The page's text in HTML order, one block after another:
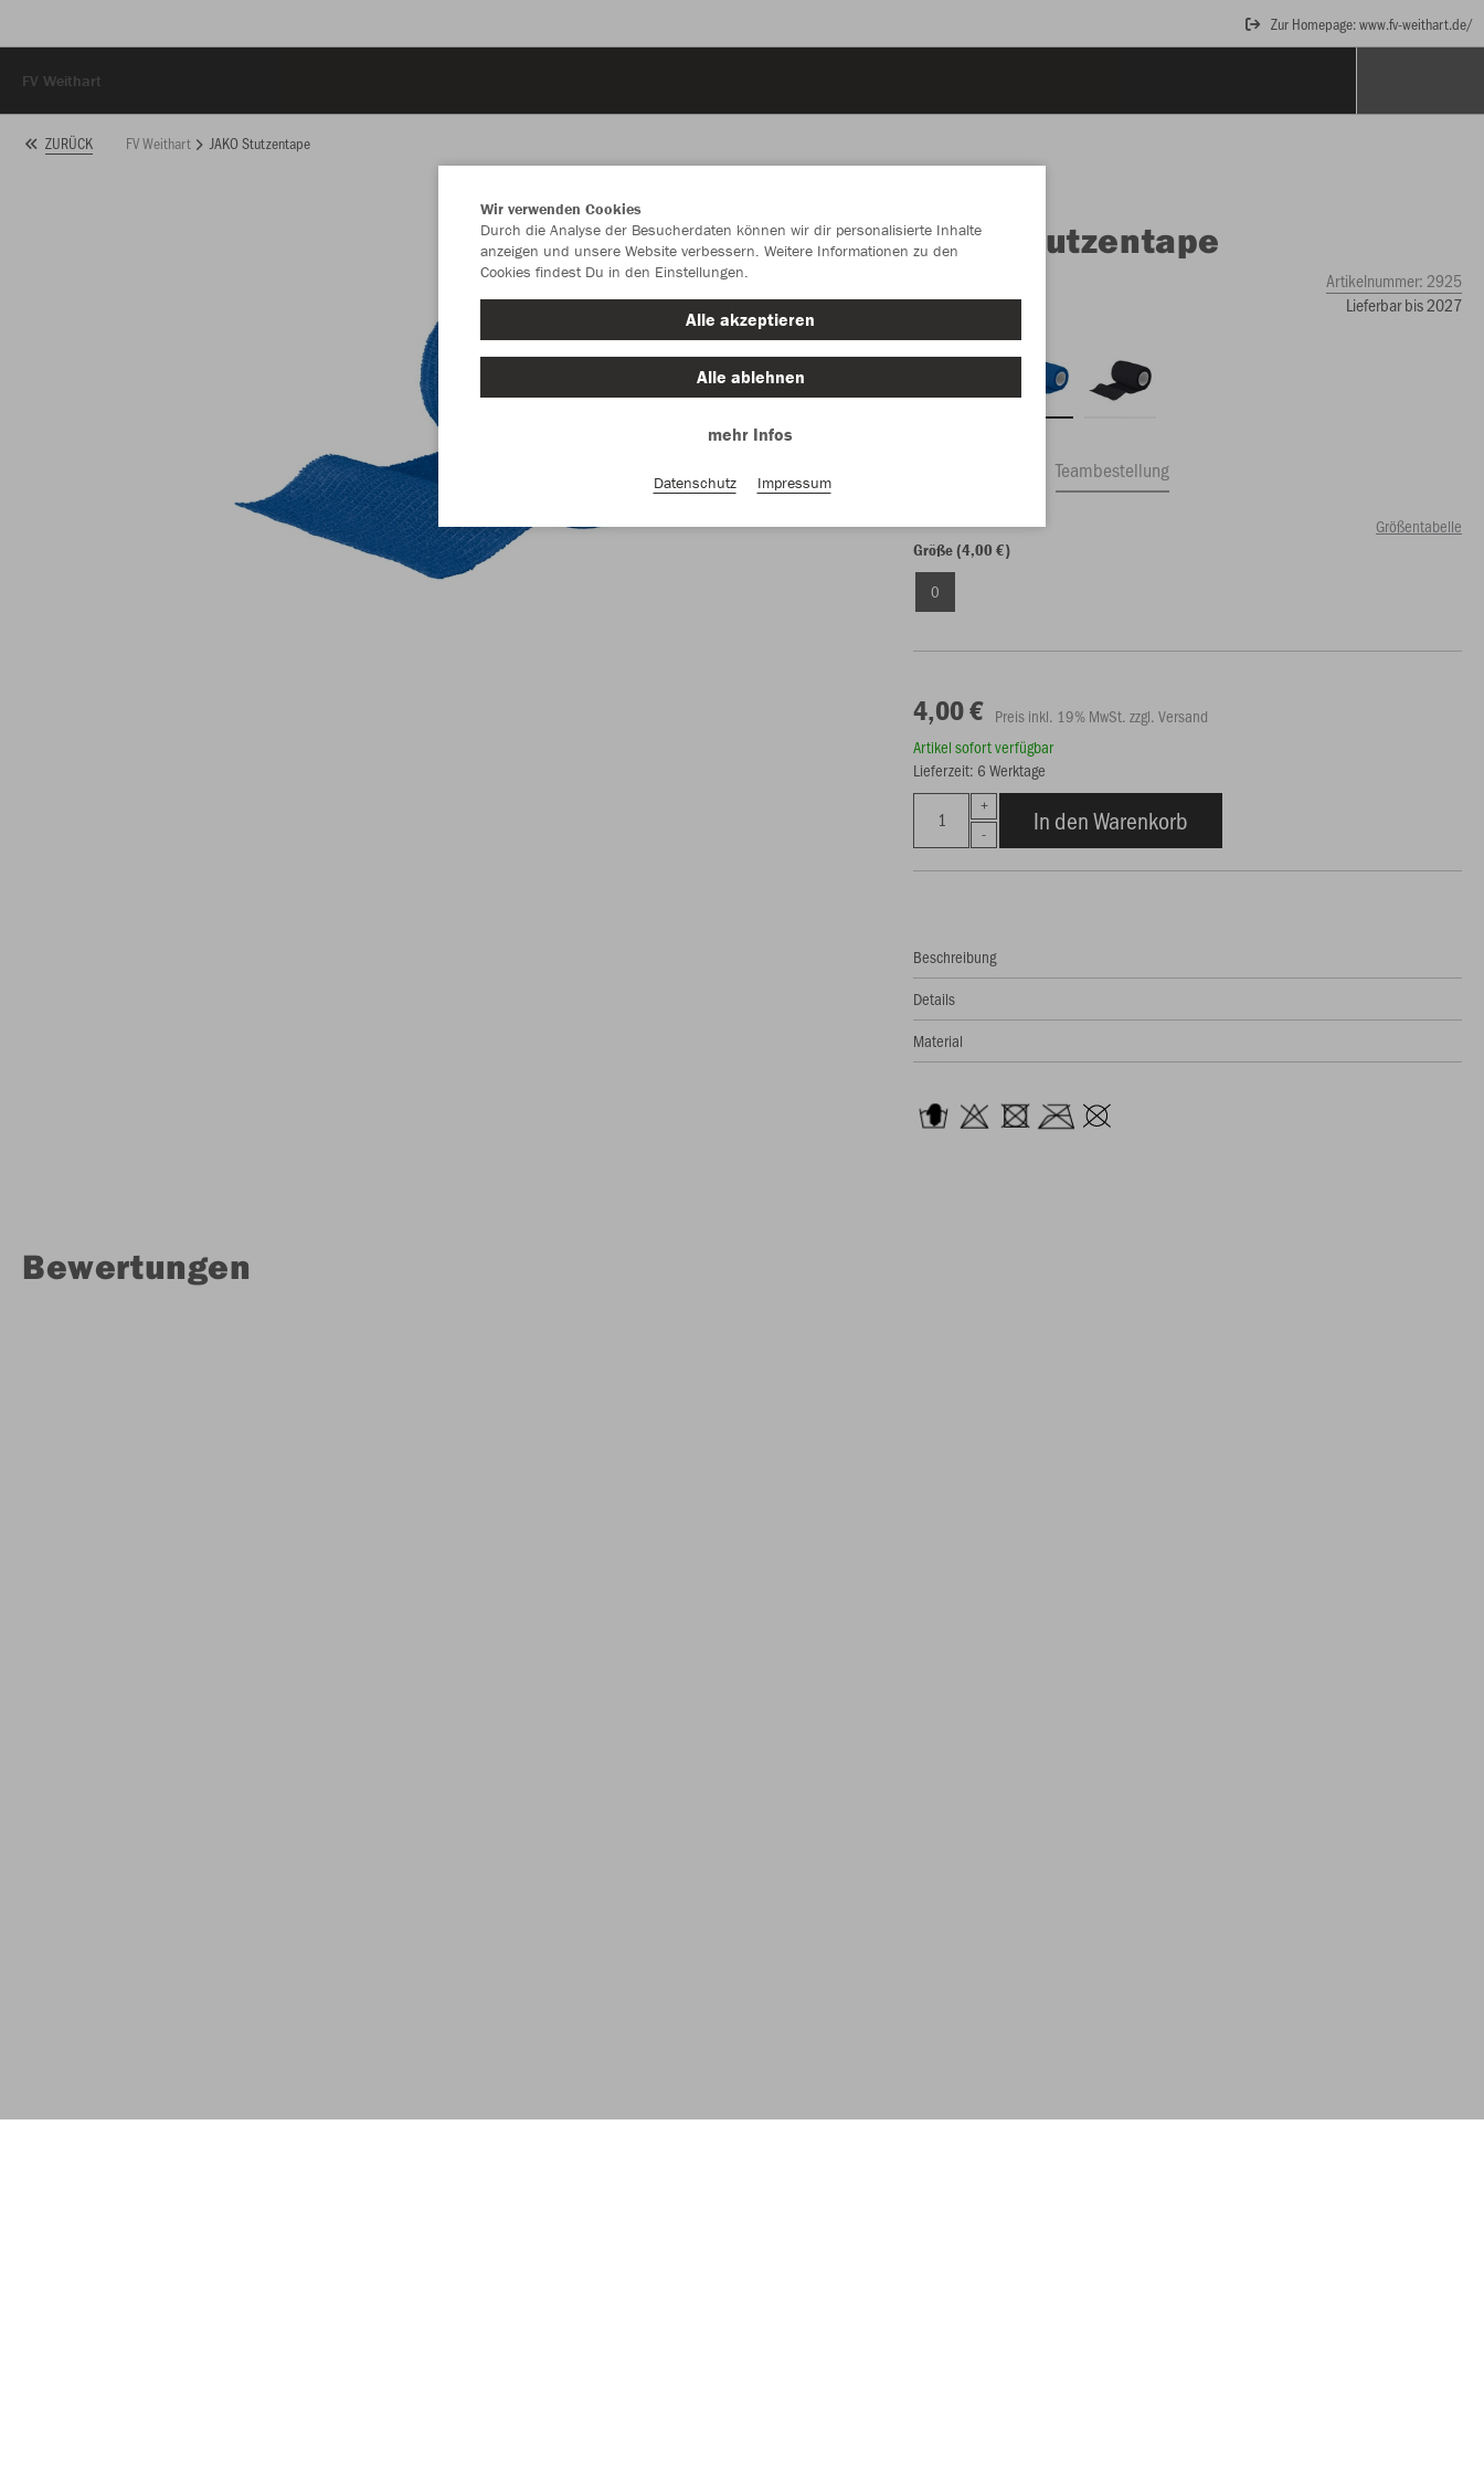
Zur Homepage: www.fv-weithart.de/
FV Weithart
ZURÜCK FV Weithart JAKO Stutzentape
JAKO Stutzentape
Artikelnummer: 2925
Lieferbar bis 2027
Teambestellung
Größentabelle
Größe (4,00 €)
0
4,00 € Preis inkl. 19% MwSt. zzgl. Versand
Artikel sofort verfügbar
Lieferzeit: 6 Werktage
In den Warenkorb
Beschreibung
Details
Material
Bewertungen
Wir verwenden Cookies
Durch die Analyse der Besucherdaten können wir dir personalisierte Inhalte
anzeigen und unsere Website verbessern. Weitere Informationen zu den
Cookies findest Du in den Einstellungen.
Alle akzeptieren
Alle ablehnen
mehr Infos
Datenschutz Impressum